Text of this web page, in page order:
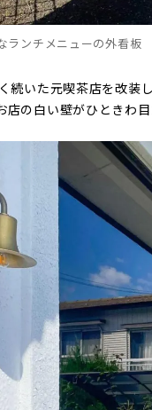
ランチメニューの外看板
続いた元喫茶店を改装
の白い壁がひときわ目